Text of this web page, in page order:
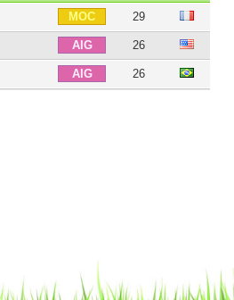
MOC 29
AIG 26
AIG 26